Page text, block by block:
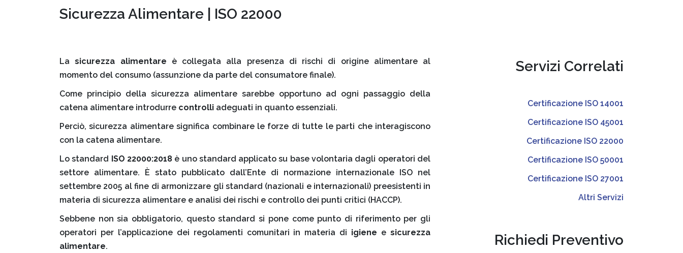
Sicurezza Alimentare | ISO 22000
Lasicurezza alimentare è collegata alla presenza di rischi di origine alimentare al
momento del consumo (assunzione da parte del consumatore finale).
Come principio della sicurezza alimentare sarebbe opportuno ad ogni passaggio della
catena alimentare introdurre controlli adeguati in quanto essenziali.
Perciò, sicurezza alimentare significa combinare le forze di tutte le parti che interagiscono
con la catena alimentare.
Lo standard ISO 22000:2018è uno standard applicato su base volontaria dagli operatori del
settore alimentare. È stato pubblicato dall’Ente di normazione internazionale ISO nel
settembre 2005 al fine di armonizzare gli standard (nazionali e internazionali) preesistenti in
materia di sicurezza alimentare e analisi dei rischi e controllo dei punti critici (HACCP).
Sebbene non sia obbligatorio, questo standard si pone come punto di riferimento per gli
operatori per l’applicazione dei regolamenti comunitari in materia di igiene e sicurezza
alimentare.
Servizi Correlati
Certificazione ISO 14001
Certificazione ISO 45001
Certificazione ISO 22000
Certificazione ISO 50001
Certificazione ISO 27001
Altri Servizi
Richiedi Preventivo